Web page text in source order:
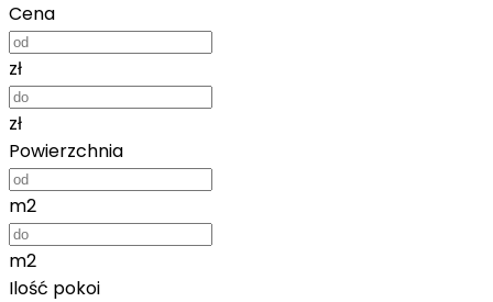
Cena
zł
zł
Powierzchnia
m2
m2
Ilość pokoi